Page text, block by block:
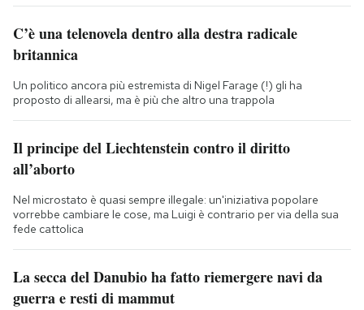
C’è una telenovela dentro alla destra radicale
britannica
Un politico ancora più estremista di Nigel Farage (!) gli ha
proposto di allearsi, ma è più che altro una trappola
Il principe del Liechtenstein contro il diritto
all’aborto
Nel microstato è quasi sempre illegale: un'iniziativa popolare
vorrebbe cambiare le cose, ma Luigi è contrario per via della sua
fede cattolica
La secca del Danubio ha fatto riemergere navi da
guerra e resti di mammut